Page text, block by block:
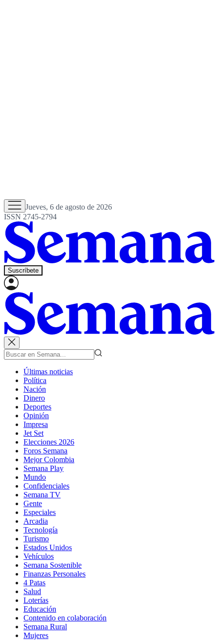
Jueves, 6 de agosto de 2026
ISSN 2745-2794
Suscríbete
Últimas noticias
Política
Nación
Dinero
Deportes
Opinión
Impresa
Jet Set
Elecciones 2026
Foros Semana
Mejor Colombia
Semana Play
Mundo
Confidenciales
Semana TV
Gente
Especiales
Arcadia
Tecnología
Turismo
Estados Unidos
Vehículos
Semana Sostenible
Finanzas Personales
4 Patas
Salud
Loterías
Educación
Contenido en colaboración
Semana Rural
Mujeres